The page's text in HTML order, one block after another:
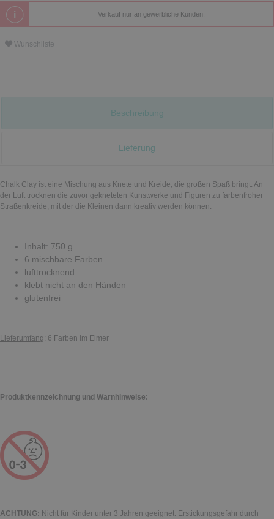
Verkauf nur an gewerbliche Kunden.
Wunschliste
Beschreibung
Lieferung
Chalk Clay ist eine Mischung aus Knete und Kreide, die großen Spaß bringt: An
der Luft trocknen die zuvor gekneteten Kunstwerke und Figuren zu farbenfroher
Straßenkreide, mit der die Kleinen dann kreativ werden können.
Inhalt: 750 g
6 mischbare Farben
lufttrocknend
klebt nicht an den Händen
glutenfrei
Lieferumfang: 6 Farben im Eimer
Produktkennzeichnung und Warnhinweise:
ACHTUNG: Nicht für Kinder unter 3 Jahren geeignet. Erstickungsgefahr durch